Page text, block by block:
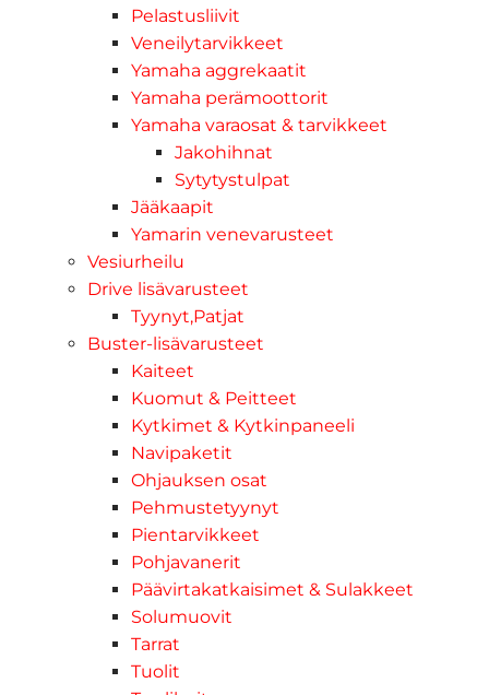
Pelastusliivit
Veneilytarvikkeet
Yamaha aggrekaatit
Yamaha perämoottorit
Yamaha varaosat & tarvikkeet
Jakohihnat
Sytytystulpat
Jääkaapit
Yamarin venevarusteet
Vesiurheilu
Drive lisävarusteet
Tyynyt,Patjat
Buster-lisävarusteet
Kaiteet
Kuomut & Peitteet
Kytkimet & Kytkinpaneeli
Navipaketit
Ohjauksen osat
Pehmustetyynyt
Pientarvikkeet
Pohjavanerit
Päävirtakatkaisimet & Sulakkeet
Solumuovit
Tarrat
Tuolit